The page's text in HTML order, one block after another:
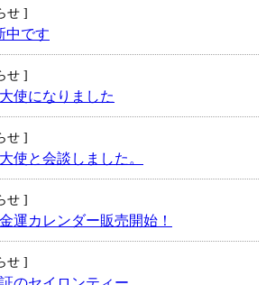
せ ]
中です
せ ]
使になりました
せ ]
使と会談しました。
せ ]
運カレンダー販売開始！
せ ]